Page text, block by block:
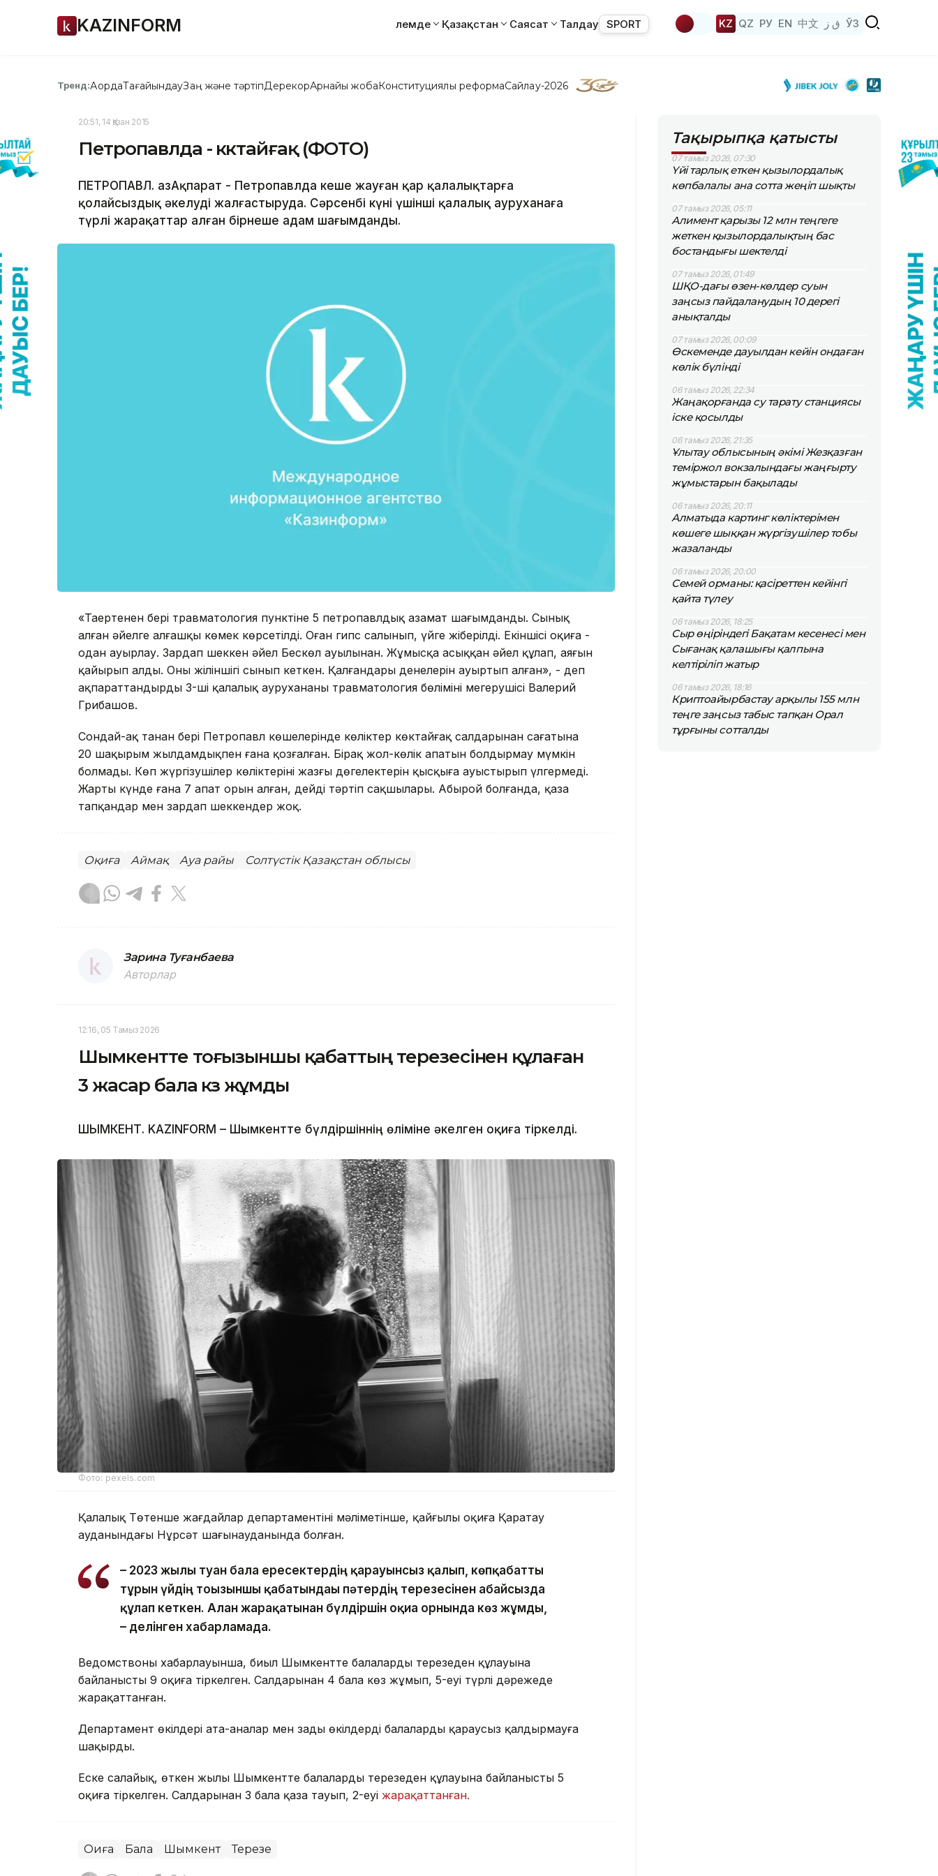
KAZINFORM Әлемде Қазақстан Саясат Талдау SPORT KZ QZ РУ EN 中文 ق ز ЎЗ
Тренд:АқордаТағайындауЗаң және тәртіпДерекқорАрнайы жобаКонституциялық реформаСайлау-2026
20:51, 14 Қазан 2015
Петропавлда - көктайғақ (ФОТО)
ПЕТРОПАВЛ. ҚазАқпарат - Петропавлда кеше жауған қар қалалықтарға
қолайсыздық әкелуді жалғастыруда. Сәрсенбі күні үшінші қалалық ауруханаға
түрлі жарақаттар алған бірнеше адам шағымданды.
«Таңертеңнен бері травматология пунктіне 5 петропавлдық азамат шағымданды. Сынық
алған әйелге алғашқы көмек көрсетілді. Оған гипс салынып, үйге жіберілді. Екіншісі оқиға -
одан ауырлау. Зардап шеккен әйел Бескөл ауылынан. Жұмысқа асыққан әйел құлап, аяғын
қайырып алды. Оның жіліншігі сынып кеткен. Қалғандары денелерін ауыртып алған», - деп
ақпараттандырды 3-ші қалалық аурухананың травматология бөлімінің меңгерушісі Валерий
Грибашов.
Сондай-ақ таңнан бері Петропавл көшелерінде көліктер көктайғақ салдарынан сағатына
20 шақырым жылдамдықпен ғана қозғалған. Бірақ жол-көлік апатын болдырмау мүмкін
болмады. Көп жүргізушілер көліктерінің жазғы дөңгелектерін қысқыға ауыстырып үлгермеді.
Жарты күнде ғана 7 апат орын алған, дейді тәртіп сақшылары. Абырой болғанда, қаза
тапқандар мен зардап шеккендер жоқ.
Оқиға Аймақ Ауа райы Солтүстік Қазақстан облысы
Зарина Туғанбаева
Авторлар
12:16, 05 Тамыз 2026
Шымкентте тоғызыншы қабаттың терезесінен құлаған
3 жасар бала көз жұмды
ШЫМКЕНТ. KAZINFORM – Шымкентте бүлдіршіннің өліміне әкелген оқиға тіркелді.
Фото: pexels.com
Қалалық Төтенше жағдайлар департаментінің мәліметінше, қайғылы оқиға Қаратау
ауданындағы Нұрсәт шағынауданында болған.
– 2023 жылы туған бала ересектердің қарауынсыз қалып, көпқабатты
тұрғын үйдің тоғызыншы қабатындағы пәтердің терезесінен абайсызда
құлап кеткен. Алған жарақатынан бүлдіршін оқиға орнында көз жұмды,
– делінген хабарламада.
Ведомствоның хабарлауынша, биыл Шымкентте балалардың терезеден құлауына
байланысты 9 оқиға тіркелген. Салдарынан 4 бала көз жұмып, 5-еуі түрлі дәрежеде
жарақаттанған.
Департамент өкілдері ата-аналар мен заңды өкілдерді балаларды қараусыз қалдырмауға
шақырды.
Еске салайық, өткен жылы Шымкентте балалардың терезеден құлауына байланысты 5
оқиға тіркелген. Салдарынан 3 бала қаза тауып, 2-еуі жарақаттанған.
Оқиға Бала Шымкент Терезе
Тақырыпқа қатысты
07 тамыз 2026, 07:30
Үйі тарлық еткен қызылордалық
көпбалалы ана сотта жеңіп шықты
07 тамыз 2026, 05:11
Алимент қарызы 12 млн теңгеге
жеткен қызылордалықтың бас
бостандығы шектелді
07 тамыз 2026, 01:49
ШҚО-дағы өзен-көлдер суын
заңсыз пайдаланудың 10 дерегі
анықталды
07 тамыз 2026, 00:09
Өскеменде дауылдан кейін ондаған
көлік бүлінді
06 тамыз 2026, 22:34
Жаңақорғанда су тарату станциясы
іске қосылды
06 тамыз 2026, 21:35
Ұлытау облысының әкімі Жезқазған
теміржол вокзалындағы жаңғырту
жұмыстарын бақылады
06 тамыз 2026, 20:11
Алматыда картинг көліктерімен
көшеге шыққан жүргізушілер тобы
жазаланды
06 тамыз 2026, 20:00
Семей орманы: қасіреттен кейінгі
қайта түлеу
06 тамыз 2026, 18:25
Сыр өңіріндегі Бақатам кесенесі мен
Сығанақ қалашығы қалпына
келтіріліп жатыр
06 тамыз 2026, 18:16
Криптоайырбастау арқылы 155 млн
теңге заңсыз табыс тапқан Орал
тұрғыны сотталды